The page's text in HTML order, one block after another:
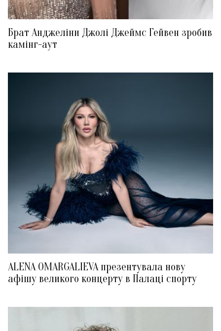
Брат Анджеліни Джолі Джеймс Гейвен зробив
камінг-аут
ALENA OMARGALIEVA презентувала нову
афішу великого концерту в Палаці спорту